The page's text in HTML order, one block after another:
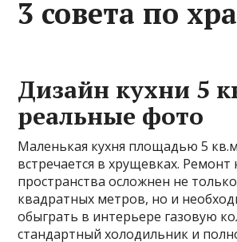
3 совета по
Дизайн кухни 5
реальные фото
Маленькая кухня площадью 5
встречается в хрущевках.
пространства осложнен не
квадратных метров, но и
обыграть в интерьере газовую
стандартный холодильник и